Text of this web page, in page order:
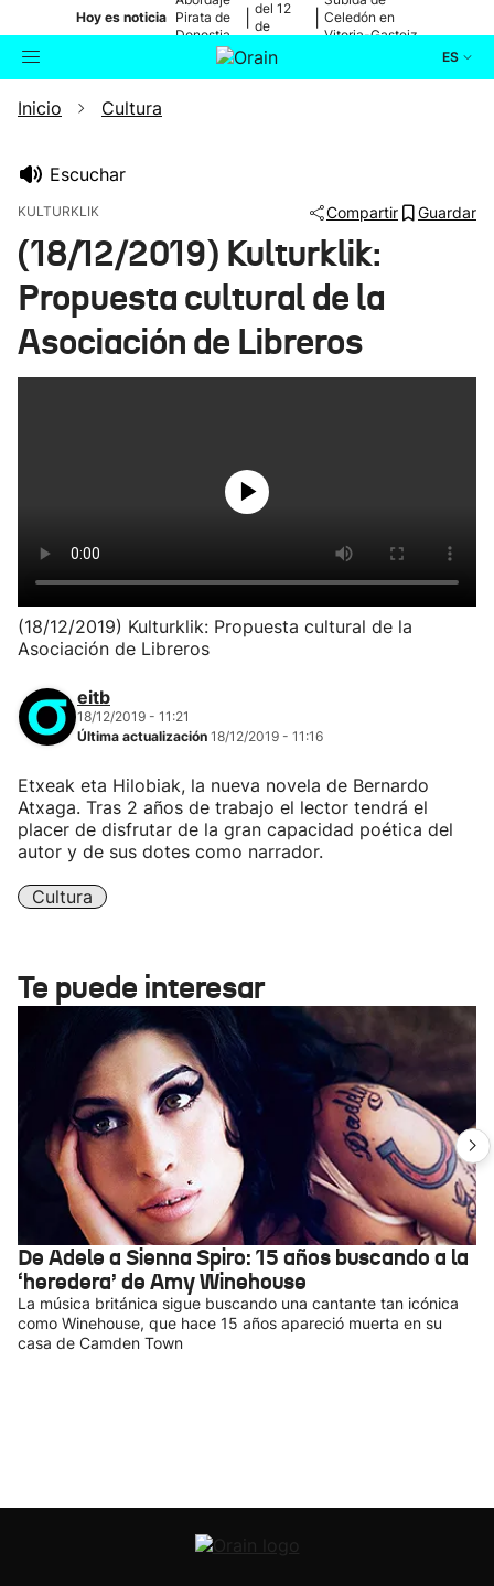
Hoy es noticia Pirata de
Donostia
del 12
de
Celedón en
Vitoria-Gasteiz
ES
Buscador
Ikusmiran
Eguraldia
Inicio Cultura
Escuchar
KULTURKLIK Compartir Guardar
(18/12/2019) Kulturklik:
Propuesta cultural de la
Asociación de Libreros
(18/12/2019) Kulturklik: Propuesta cultural de la
Asociación de Libreros
eitb
18/12/2019 - 11:21
Última actualización 18/12/2019 - 11:16
Etxeak eta Hilobiak, la nueva novela de Bernardo
Atxaga. Tras 2 años de trabajo el lector tendrá el
placer de disfrutar de la gran capacidad poética del
autor y de sus dotes como narrador.
Cultura
Te puede interesar
De Adele a Sienna Spiro: 15 años buscando a la
‘heredera’ de Amy Winehouse
La música británica sigue buscando una cantante tan icónica
como Winehouse, que hace 15 años apareció muerta en su
casa de Camden Town